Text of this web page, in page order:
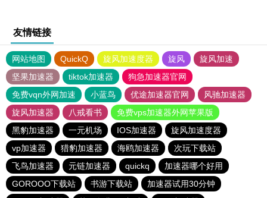
友情链接
网站地图 QuickQ 旋风加速度器 旋风
旋风加速
坚果加速器
tiktok加速器
狗急加速器官网
免费vqn外网加速
小蓝鸟 优途加速器官网
风驰加速器
旋风加速器
八戒看书
免费vps加速器外网苹果版
黑豹加速器
一元机场 IOS加速器
旋风加速度器
vp加速器
猎豹加速器 海鸥加速器
次玩下载站
飞鸟加速器
元链加速器 quickq
加速器哪个好用
GOROOO下载站
书游下载站
加速器试用30分钟